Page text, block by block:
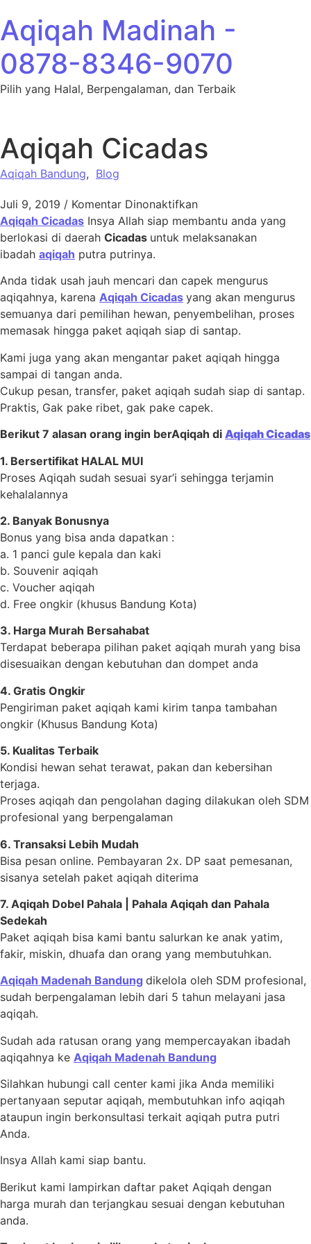
Aqiqah Madinah -
0878-8346-9070
Pilih yang Halal, Berpengalaman, dan Terbaik
Aqiqah Cicadas
Aqiqah Bandung, Blog
Juli 9, 2019 / Komentar Dinonaktifkanpada Aqiqah Cicadas
Aqiqah Cicadas Insya Allah siap membantu anda yang
berlokasi di daerah Cicadas untuk melaksanakan
ibadah aqiqah putra putrinya.
Anda tidak usah jauh mencari dan capek mengurus
aqiqahnya, karena Aqiqah Cicadas yang akan mengurus
semuanya dari pemilihan hewan, penyembelihan, proses
memasak hingga paket aqiqah siap di santap.
Kami juga yang akan mengantar paket aqiqah hingga
sampai di tangan anda.
Cukup pesan, transfer, paket aqiqah sudah siap di santap.
Praktis, Gak pake ribet, gak pake capek.
Berikut 7 alasan orang ingin berAqiqah di Aqiqah Cicadas
1. Bersertifikat HALAL MUI
Proses Aqiqah sudah sesuai syar’i sehingga terjamin
kehalalannya
2. Banyak Bonusnya
Bonus yang bisa anda dapatkan :
a. 1 panci gule kepala dan kaki
b. Souvenir aqiqah
c. Voucher aqiqah
d. Free ongkir (khusus Bandung Kota)
3. Harga Murah Bersahabat
Terdapat beberapa pilihan paket aqiqah murah yang bisa
disesuaikan dengan kebutuhan dan dompet anda
4. Gratis Ongkir
Pengiriman paket aqiqah kami kirim tanpa tambahan
ongkir (Khusus Bandung Kota)
5. Kualitas Terbaik
Kondisi hewan sehat terawat, pakan dan kebersihan
terjaga.
Proses aqiqah dan pengolahan daging dilakukan oleh SDM
profesional yang berpengalaman
6. Transaksi Lebih Mudah
Bisa pesan online. Pembayaran 2x. DP saat pemesanan,
sisanya setelah paket aqiqah diterima
7. Aqiqah Dobel Pahala | Pahala Aqiqah dan Pahala
Sedekah
Paket aqiqah bisa kami bantu salurkan ke anak yatim,
fakir, miskin, dhuafa dan orang yang membutuhkan.
Aqiqah Madenah Bandung dikelola oleh SDM profesional,
sudah berpengalaman lebih dari 5 tahun melayani jasa
aqiqah.
Sudah ada ratusan orang yang mempercayakan ibadah
aqiqahnya ke Aqiqah Madenah Bandung
Silahkan hubungi call center kami jika Anda memiliki
pertanyaan seputar aqiqah, membutuhkan info aqiqah
ataupun ingin berkonsultasi terkait aqiqah putra putri
Anda.
Insya Allah kami siap bantu.
Berikut kami lampirkan daftar paket Aqiqah dengan
harga murah dan terjangkau sesuai dengan kebutuhan
anda.